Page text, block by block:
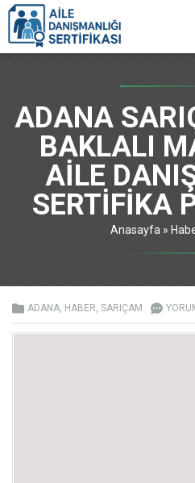
ADANA
BAKLALI
AİLE
SERTİFİKA
Anasayfa »
ADANA, HABER, SARIÇAM